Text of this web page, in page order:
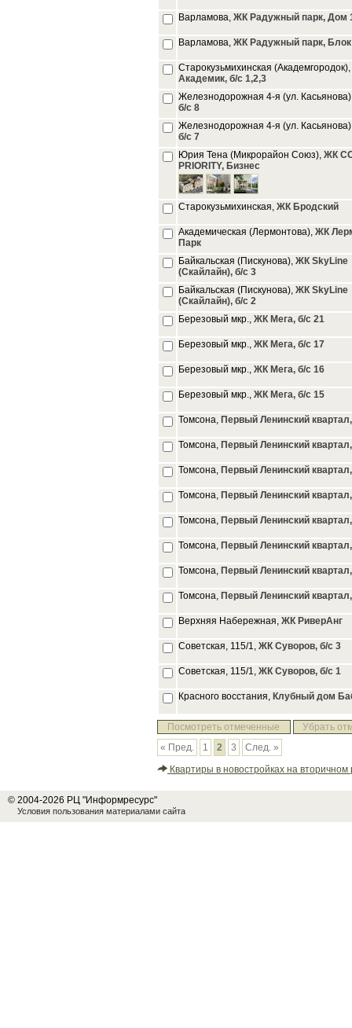
Варламова, ЖК Радужный парк, Дом
Варламова, ЖК Радужный парк, Блок
Старокузьмихинская (Академгородок),
Академик, б/с 1,2,3
Железнодорожная 4-я (ул.
б/с 8
Железнодорожная 4-я (ул.
б/с 7
Юрия Тена (Микрорайон Союз), ЖК
PRIORITY, Бизнес
Старокузьмихинская, ЖК Бродский
Академическая (Лермонтова), ЖК
Парк
Байкальская (Пискунова), ЖК SkyLine
(Скайлайн), б/с 3
Байкальская (Пискунова), ЖК SkyLine
(Скайлайн), б/с 2
Березовый мкр., ЖК Мега, б/с 21
Березовый мкр., ЖК Мега, б/с 17
Березовый мкр., ЖК Мега, б/с 16
Березовый мкр., ЖК Мега, б/с 15
Томсона, Первый Ленинский
Томсона, Первый Ленинский
Томсона, Первый Ленинский
Томсона, Первый Ленинский
Томсона, Первый Ленинский
Томсона, Первый Ленинский
Томсона, Первый Ленинский
Томсона, Первый Ленинский
Верхняя Набережная, ЖК РиверАнг
Советская, 115/1, ЖК Суворов, б/с 3
Советская, 115/1, ЖК Суворов, б/с 1
Красного восстания, Клубный дом
Посмотреть отмеченные
Убрать
« Пред.
1 2 3
След. »
Квартиры в новостройках на вторичном
© 2004-2026 РЦ "Информресурс"
Условия пользования материалами сайта